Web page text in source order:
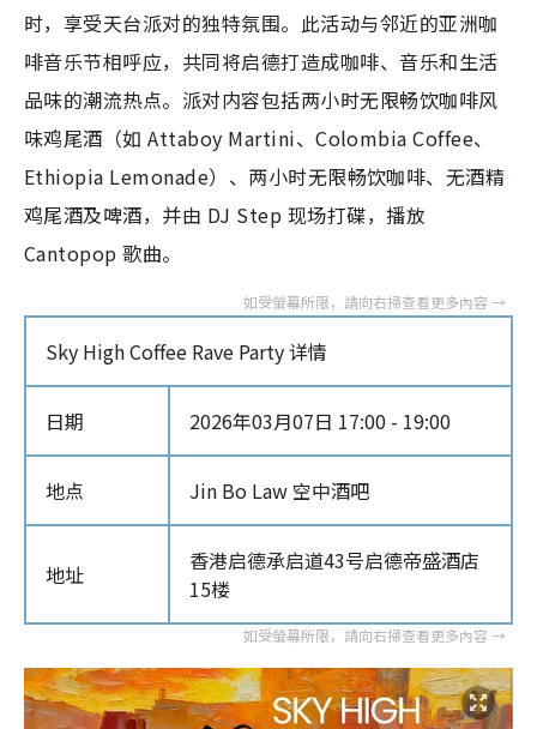
时，享受天台派对的独特氛围。此活动与邻近的亚洲咖
啡音乐节相呼应，共同将启德打造成咖啡、音乐和生活
品味的潮流热点。派对内容包括两小时无限畅饮咖啡风
味鸡尾酒（如 Attaboy Martini、Colombia Coffee、
Ethiopia Lemonade）、两小时无限畅饮咖啡、无酒精
鸡尾酒及啤酒，并由 DJ Step 现场打碟，播放
Cantopop 歌曲。
Sky High Coffee Rave Party 详情
日期 2026年03月07日 17:00 - 19:00
地点 Jin Bo Law 空中酒吧
地址
香港启德承启道43号启德帝盛酒店
15楼